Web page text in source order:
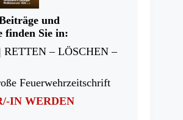
und
finden Sie in:
RETTEN – LÖSCHEN –
Feuerwehrzeitschrift
IN WERDEN